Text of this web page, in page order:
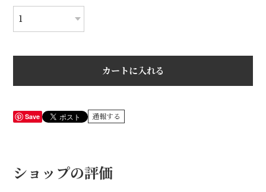
カートに入れる
Save 通報する
ショップの評価